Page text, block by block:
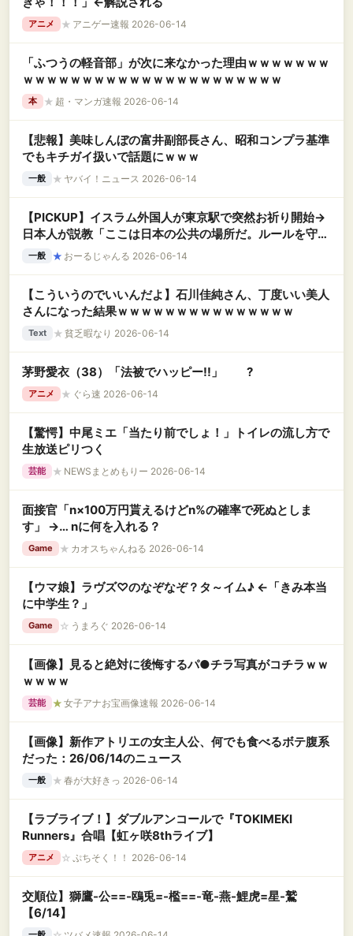
アニメ ★ アニゲー速報 2026-06-14
「ふつうの軽音部」が次に来なかった理由ｗｗｗｗｗｗｗ
ｗｗｗｗｗｗｗｗｗｗｗｗｗｗｗｗｗｗｗｗｗｗ
本 ★ 超・マンガ速報 2026-06-14
【悲報】美味しんぼの富井副部長さん、昭和コンプラ基準
でもキチガイ扱いで話題にｗｗｗ
一般 ★ ヤバイ！ニュース 2026-06-14
【PICKUP】イスラム外国人が東京駅で突然お祈り開始→
日本人が説教「ここは日本の公共の場所だ。ルールを守れ
ない...
一般 ★ おーるじゃんる 2026-06-14
【こういうのでいいんだよ】石川佳純さん、丁度いい美人
さんになった結果ｗｗｗｗｗｗｗｗｗｗｗｗｗｗｗ
Text ★ 貧乏暇なり 2026-06-14
茅野愛衣（38）「法被でハッピー!!」 ?
アニメ ★ ぐら速 2026-06-14
【驚愕】中尾ミエ「当たり前でしょ！」トイレの流し方で
生放送ピリつく
芸能 ★ NEWSまとめもりー 2026-06-14
面接官「n×100万円貰えるけどn%の確率で死ぬとしま
す」 →… nに何を入れる？
Game ★ カオスちゃんねる 2026-06-14
【ウマ娘】ラヴズ♡のなぞなぞ？タ～イム♪ ←「きみ本当
に中学生？」
Game ☆ うまろぐ 2026-06-14
【画像】見ると絶対に後悔するパ●チラ写真がコチラｗｗ
ｗｗｗｗ
芸能 ★ 女子アナお宝画像速報 2026-06-14
【画像】新作アトリエの女主人公、何でも食べるボテ腹系
だった：26/06/14のニュース
一般 ★ 春が大好きっ 2026-06-14
【ラブライブ！】ダブルアンコールで『TOKIMEKI
Runners』合唱【虹ヶ咲8thライブ】
アニメ ☆ ぷちそく！！ 2026-06-14
交順位】獅鷹-公==-鴎兎=-檻==-竜-燕-鯉虎=星-鷲
【6/14】